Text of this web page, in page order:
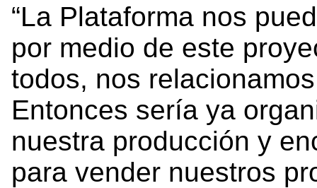
“La Plataforma nos
por medio de este
todos, nos
Entonces sería ya
nuestra producción y
para vender nuestros